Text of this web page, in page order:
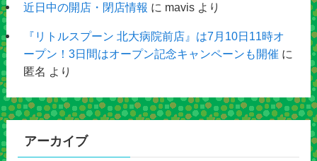
近日中の開店・閉店情報 に mavisより
『リトルスプーン 北大病院前店』は7月10日11時オ
ープン！3日間はオープン記念キャンペーンも開催 に
匿名 より
アーカイブ